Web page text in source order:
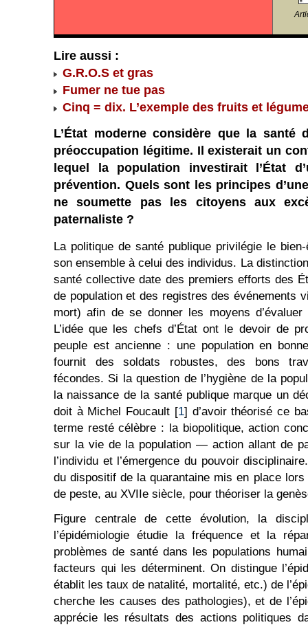
Lire aussi :
G.R.O.S et gras
Fumer ne tue pas
Cinq = dix. L’exemple des fruits et
L’État moderne considère que la
préoccupation légitime. Il existerait un
lequel la population investirait l’État
prévention. Quels sont les principes
ne soumette pas les citoyens aux
paternaliste ?
La politique de santé publique privilégie le
son ensemble à celui des individus. La
santé collective date des premiers efforts des
de population et des registres des événements
mort) afin de se donner les moyens
L’idée que les chefs d’État ont le devoir de
peuple est ancienne : une population en
fournit des soldats robustes, des bons
fécondes. Si la question de l’hygiène de la
la naissance de la santé publique marque un
doit à Michel Foucault [1] d’avoir théorisé ce
terme resté célèbre : la biopolitique, action
sur la vie de la population — action allant de
l’individu et l’émergence du pouvoir
du dispositif de la quarantaine mis en place
de peste, au XVIIe siècle, pour théoriser la
Figure centrale de cette évolution, la
l’épidémiologie étudie la fréquence et la
problèmes de santé dans les populations
facteurs qui les déterminent. On distingue
établit les taux de natalité, mortalité, etc.) de
cherche les causes des pathologies), et de
apprécie les résultats des actions politiques